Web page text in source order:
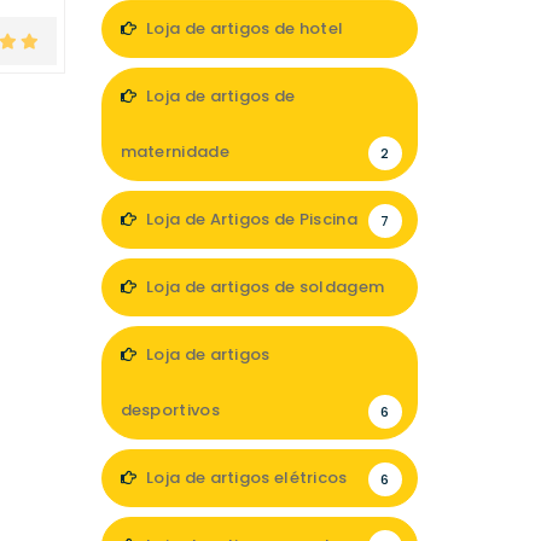
Loja de artigos de hotel
Loja de artigos de
maternidade 2
Loja de Artigos de Piscina 7
Loja de artigos de soldagem
Loja de artigos
desportivos 6
Loja de artigos elétricos 6